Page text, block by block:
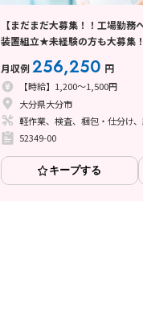
【まだまだ大募集！！工場勤
装置組立★未経験の方も大募集
月収例256,250 円
【時給】1,200～1,500円
大分県大分市
52349-00
キープする